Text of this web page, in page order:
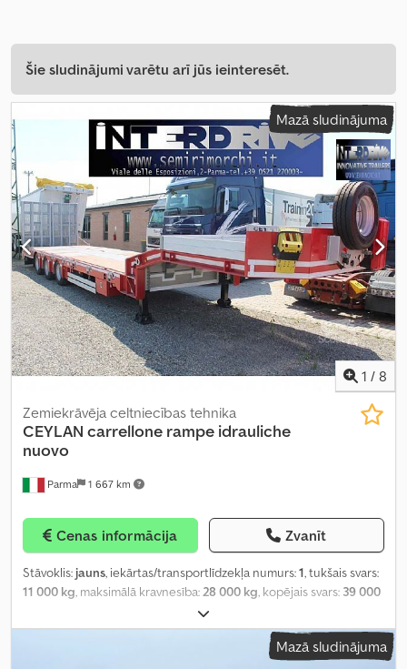
Šie sludinājumi varētu arī jūs ieinteresēt.
Mazā sludinājuma
1 / 8
Parma 1 667 km
Zemiekrāvēja celtniecības tehnika
CEYLAN carrellone rampe idrauliche
nuovo
Cenas informācija Zvanīt
Stāvoklis: jauns, iekārtas/transportlīdzekļa numurs:1, tukšais svars:
11 000 kg, maksimālā kravnesība:28 000 kg, kopējais svars: 39 000
, krautuves garums:
iekraušanas vietas platums:2 550 mm, iekraušanas telpas
, riepas izmērs:245.70 r
Mazā sludinājuma